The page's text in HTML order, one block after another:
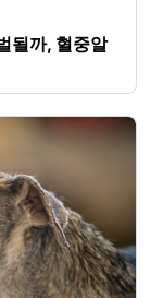
될까, 혈중알